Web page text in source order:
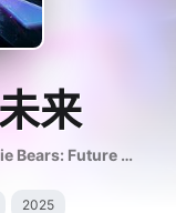
来
熊出没：重启未来,熊出没大电影11,Boonie Bears: Future Reborn
2025